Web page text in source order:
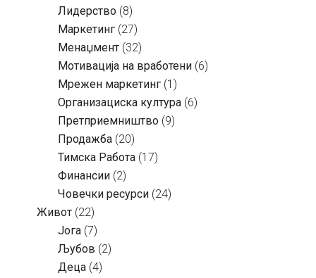
Лидерство (8)
Маркетинг (27)
Менаџмент (32)
Мотивација на вработени (6)
Мрежен маркетинг (1)
Организациска култура (6)
Претприемништво (9)
Продажба (20)
Тимска Работа (17)
Финансии (2)
Човечки ресурси (24)
Живот (22)
Јога (7)
Љубов (2)
Деца (4)